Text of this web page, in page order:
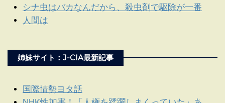
シナ虫はバカなんだから、殺虫剤で駆除が一番
人間は
姉妹サイト：J-CIA最新記事
国際情勢ヨタ話